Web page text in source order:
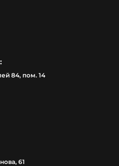
84, пом. 14
61